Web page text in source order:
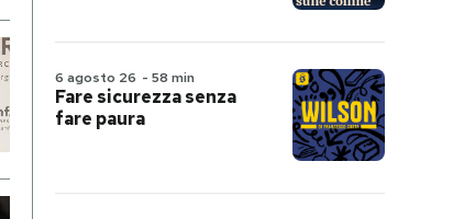
6 agosto 26 - 58 min
Fare sicurezza senza
fare paura